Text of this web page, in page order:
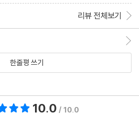
는가 l 추리물에 등장하는 기본 암호들 l
시지
메시지
리뷰 전체보기
한줄평 쓰기
10.0 / 10.0